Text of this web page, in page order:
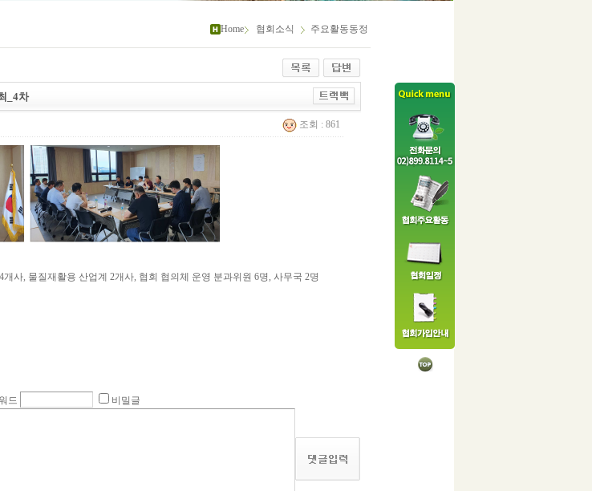
Home 협회소식 주요활동동정
_4차
조회 : 861
사, 물질재활용 산업계 2개사, 협회 협의체 운영 분과위원 6명, 사무국 2명
드 비밀글